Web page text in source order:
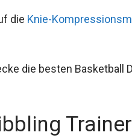
die Knie-
die besten Basketball
Trainer